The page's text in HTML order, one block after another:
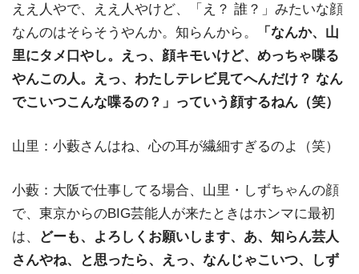
ええ人やで、ええ人やけど、「え？ 誰？」みたいな顔
なんのはそらそうやんか。知らんから。
「なんか、山
里にタメ口やし。えっ、顔キモいけど、めっちゃ喋る
やんこの人。えっ、わたしテレビ見てへんだけ？ なん
でこいつこんな喋るの？」っていう顔するねん（笑）
山里：小藪さんはね、心の耳が繊細すぎるのよ（笑）
小藪：大阪で仕事してる場合、山里・しずちゃんの顔
で、東京からのBIG芸能人が来たときはホンマに最初
は、
どーも、よろしくお願いします、あ、知らん芸人
さんやね、と思ったら、えっ、なんじゃこいつ、しず